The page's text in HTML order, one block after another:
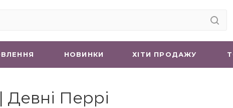
НОВИНКИ ХIТИ ПРОДАЖУ
Девні Перрі